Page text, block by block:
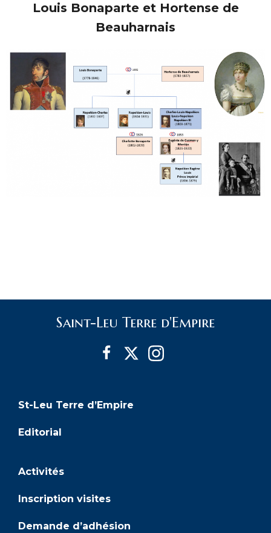
Louis Bonaparte et Hortense de
Beauharnais
Saint-Leu Terre d'Empire
St-Leu Terre d’Empire
Editorial
Activités
Inscription visites
Demande d’adhésion